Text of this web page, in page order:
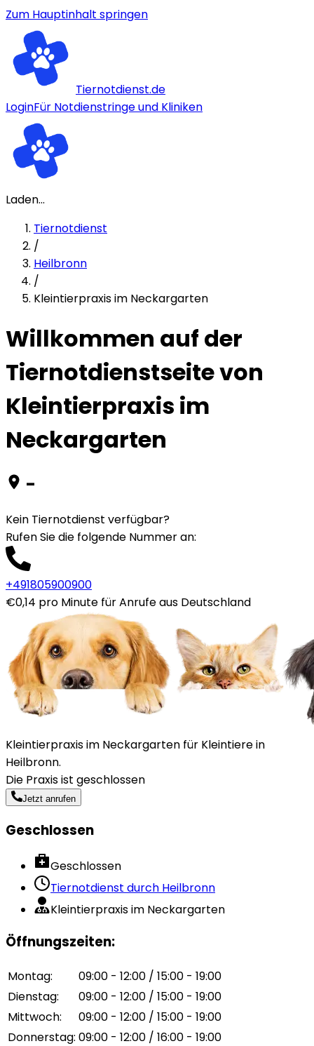
Zum Hauptinhalt springen
Tiernotdienst.de
LoginFür Notdienstringe und Kliniken
Laden...
Tiernotdienst
/
Heilbronn
/
Kleintierpraxis im Neckargarten
Willkommen auf der
Tiernotdienstseite von
Kleintierpraxis im
Neckargarten
-
Kein Tiernotdienst verfügbar?
Rufen Sie die folgende Nummer an:
+491805900900
€0,14 pro Minute für Anrufe aus Deutschland
Kleintierpraxis im Neckargarten für Kleintiere in
Heilbronn.
Die Praxis ist geschlossen
Jetzt anrufen
Geschlossen
Geschlossen
Tiernotdienst durch Heilbronn
Kleintierpraxis im Neckargarten
Öffnungszeiten:
Montag:
09:00 - 12:00 / 15:00 - 19:00
Dienstag:
09:00 - 12:00 / 15:00 - 19:00
Mittwoch:
09:00 - 12:00 / 15:00 - 19:00
Donnerstag: 09:00 - 12:00 / 16:00 - 19:00